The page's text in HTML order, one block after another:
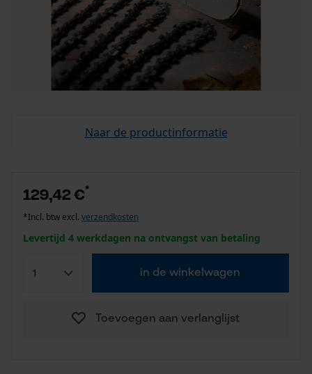
Naar de productinformatie
129,42 €*
*Incl. btw excl. verzendkosten
Levertijd 4 werkdagen na ontvangst van betaling
in de winkelwagen
Toevoegen aan verlanglijst